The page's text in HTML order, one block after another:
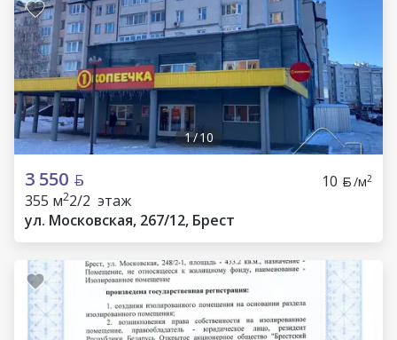
1/10
3 550 10 /м2
355 м22/2 этаж
ул. Московская, 267/12, Брест